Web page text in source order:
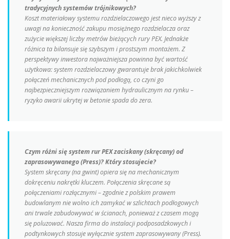
tradycyjnych systemów trójnikowych?
Koszt materiałowy systemu rozdzielaczowego jest nieco wyższy z
uwagi na konieczność zakupu mosiężnego rozdzielacza oraz
zużycie większej liczby metrów bieżących rury PEX. Jednakże
różnica ta bilansuje się szybszym i prostszym montażem. Z
perspektywy inwestora najważniejsza powinna być wartość
użytkowa: system rozdzielaczowy gwarantuje brak jakichkolwiek
połączeń mechanicznych pod podłogą, co czyni go
najbezpieczniejszym rozwiązaniem hydraulicznym na rynku –
ryzyko awarii ukrytej w betonie spada do zera.
Czym różni się system rur PEX zaciskany (skręcany) od
zaprasowywanego (Press)? Który stosujecie?
System skręcany (na gwint) opiera się na mechanicznym
dokręceniu nakrętki kluczem. Połączenia skręcane są
połączeniami rozłącznymi – zgodnie z polskim prawem
budowlanym nie wolno ich zamykać w szlichtach podłogowych
ani trwale zabudowywać w ścianach, ponieważ z czasem mogą
się poluzować. Nasza firma do instalacji podposadzkowych i
podtynkowych stosuje wyłącznie system zaprasowywany (Press).